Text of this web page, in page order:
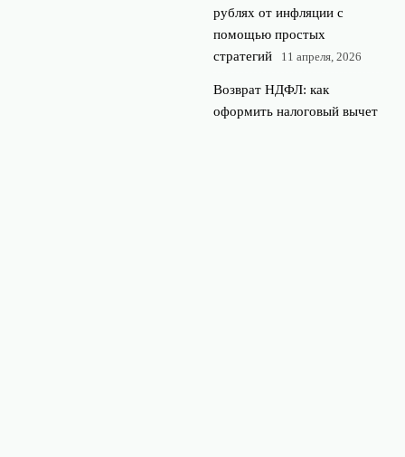
рублях от инфляции с
помощью простых
стратегий
11 апреля, 2026
Возврат НДФЛ: как
оформить налоговый вычет